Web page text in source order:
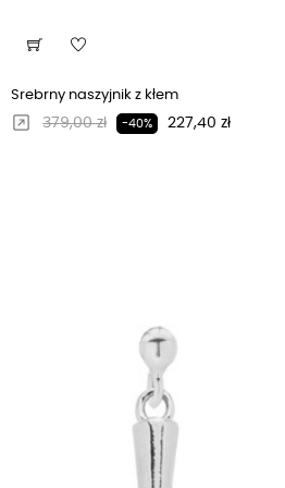
Srebrny naszyjnik z kłem
Regularna cena
379,00 zł -40% Cena
227,40 zł